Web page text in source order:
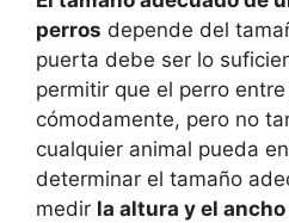
perros depende del
puerta debe ser lo
permitir que el perro
cómodamente, pero no
cualquier animal pueda
determinar el tamaño
medir la altura y el